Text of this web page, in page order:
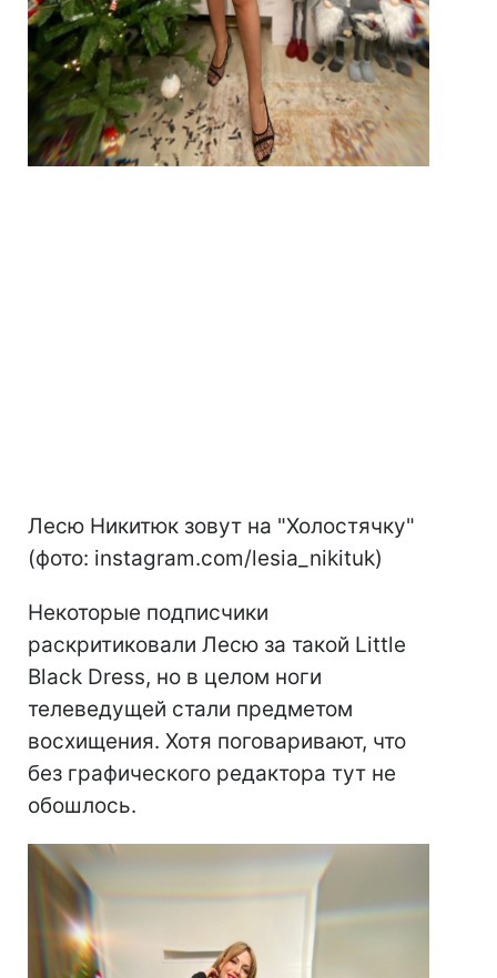
Лесю Никитюк зовут на "Холостячку"
(фото: instagram.com/lesia_nikituk)
Некоторые подписчики
раскритиковали Лесю за такой Little
Black Dress, но в целом ноги
телеведущей стали предметом
восхищения. Хотя поговаривают, что
без графического редактора тут не
обошлось.